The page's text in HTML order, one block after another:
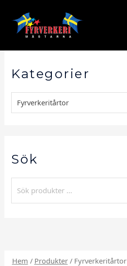
Kategorier
Fyrverkeritårtor
Sök
Hem / Produkter/ Fyrverkeritårtor